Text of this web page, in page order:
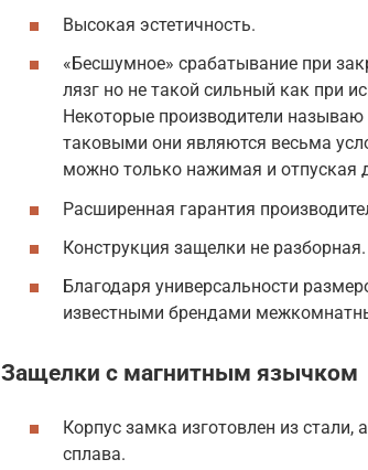
Высокая эстетичность.
«Бесшумное» срабатывание при
лязг но не такой сильный как при
Некоторые производители
таковыми они являются весьма
можно только нажимая и отпуская
Расширенная гарантия
Конструкция защелки не разборная.
Благодаря универсальности
известными брендами
Защелки с магнитным язычком
Корпус замка изготовлен из
сплава.